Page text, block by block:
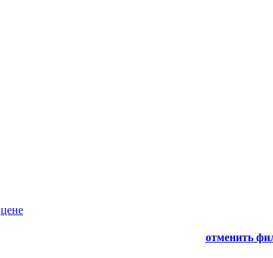
цене
отменить